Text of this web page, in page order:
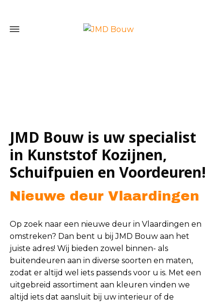
JMD Bouw is uw specialist
in Kunststof Kozijnen,
Schuifpuien en Voordeuren!
Nieuwe deur Vlaardingen
Op zoek naar een nieuwe deur in Vlaardingen en
omstreken? Dan bent u bij JMD Bouw aan het
juiste adres! Wij bieden zowel binnen- als
buitendeuren aan in diverse soorten en maten,
zodat er altijd wel iets passends voor u is. Met een
uitgebreid assortiment aan kleuren vinden we
altijd iets dat aansluit bij uw interieur of de